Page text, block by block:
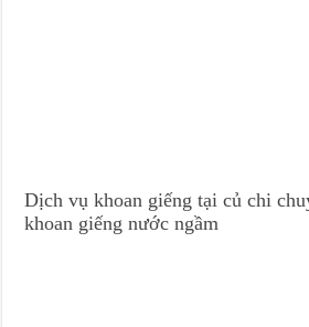
Dịch vụ khoan giếng tại củ chi
khoan giếng nước ngầm